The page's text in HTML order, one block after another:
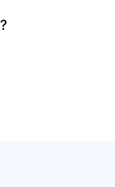
síntomas
ambiente
a su
infecciones o